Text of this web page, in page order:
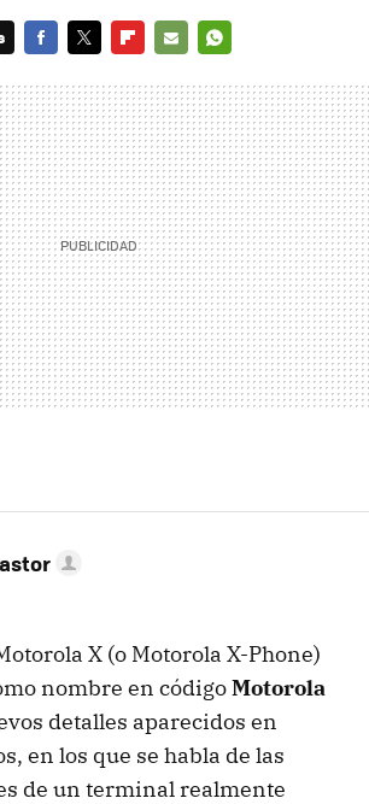
MAIL
X (o Motorola X-Phone)
nombre en códigoMotorola
detalles aparecidos en
en los que se habla de las
de un terminal realmente